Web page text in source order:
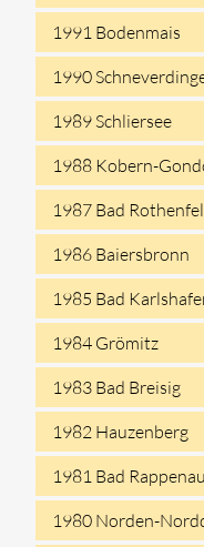
1991 Bodenmais
1990
1989 Schliersee
1988 Kobern-
1987 Bad
1986 Baiersbronn
1985 Bad
1984 Grömitz
1983 Bad Breisig
1982 Hauzenberg
1981 Bad Rappenau
1980 Norden-